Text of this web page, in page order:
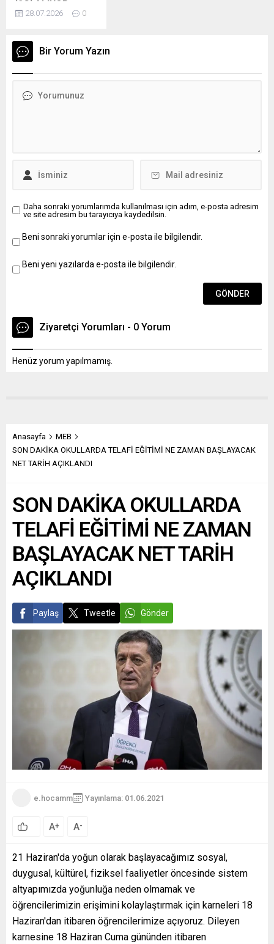
ile 657 sayılı Kanunun
şartları taşıyor
olmak.2-Çeşitli KHK
ile kamu görevinden
başvuruda
İŞÇİ ALIYOR
Uludağ Alan
sayılı Kanun
Hükmünde
göre iş mevzuatı
çerçevesinde (11)
kadrolarına
anılanYönetmeliğin
1’inci fıkrasına göre
(2) DestekPersoneli
ile anılan maddenin 2
28.07.2026 0
Bir Yorum Yazın
Daha sonraki yorumlarımda kullanılması için adım, e-posta adresim
ve site adresim bu tarayıcıya kaydedilsin.
Beni sonraki yorumlar için e-posta ile bilgilendir.
Beni yeni yazılarda e-posta ile bilgilendir.
Ziyaretçi Yorumları - 0 Yorum
Henüz yorum yapılmamış.
Anasayfa
MEB
SON DAKİKA OKULLARDA TELAFİ EĞİTİMİ NE ZAMAN BAŞLAYACAK
NET TARİH AÇIKLANDI
SON DAKİKA OKULLARDA
TELAFİ EĞİTİMİ NE ZAMAN
BAŞLAYACAK NET TARİH
AÇIKLANDI
Paylaş Tweetle Gönder
e.hocamm Yayınlama: 01.06.2021
A+ A-
21 Haziran'da yoğun olarak başlayacağımız sosyal,
duygusal, kültürel, fiziksel faaliyetler öncesinde sistem
altyapımızda yoğunluğa neden olmamak ve
öğrencilerimizin erişimini kolaylaştırmak için karneleri 18
Haziran'dan itibaren öğrencilerimize açıyoruz. Dileyen
karnesine 18 Haziran Cuma gününden itibaren